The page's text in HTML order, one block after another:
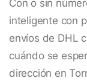
Con o sin
inteligente con
envíos de DHL
cuándo se
dirección en